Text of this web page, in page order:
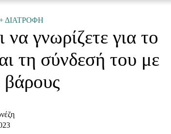
Ζώδια
ΔΙΑΤΡΟΦΗ
γνωρίζετε για το
τη σύνδεσή του με
βάρους